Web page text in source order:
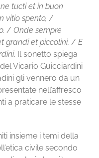
tucti et in buon
vitio spento, /
/ Onde sempre
grandi et piccolini, / E
. Il sonetto spiega
Vicario Guicciardini
gli vennero da un
nell’affresco
a praticare le stesse
insieme i temi della
civile secondo